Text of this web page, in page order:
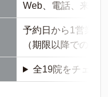
Web、電話、来院
予約日から1営業日
（期限以降でのキ
全19院をチェッ